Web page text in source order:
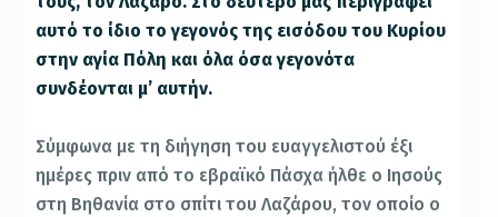
αυτό το ίδιο το γεγονός της εισόδου του Κυρίου
στην αγία Πόλη και όλα όσα γεγονότα
συνδέονται μ’ αυτήν.
Σύμφωνα με τη διήγηση του ευαγγελιστού έξι
ημέρες πριν από το εβραϊκό Πάσχα ήλθε ο Ιησούς
στη Βηθανία στο σπίτι του Λαζάρου, τον οποίο ο